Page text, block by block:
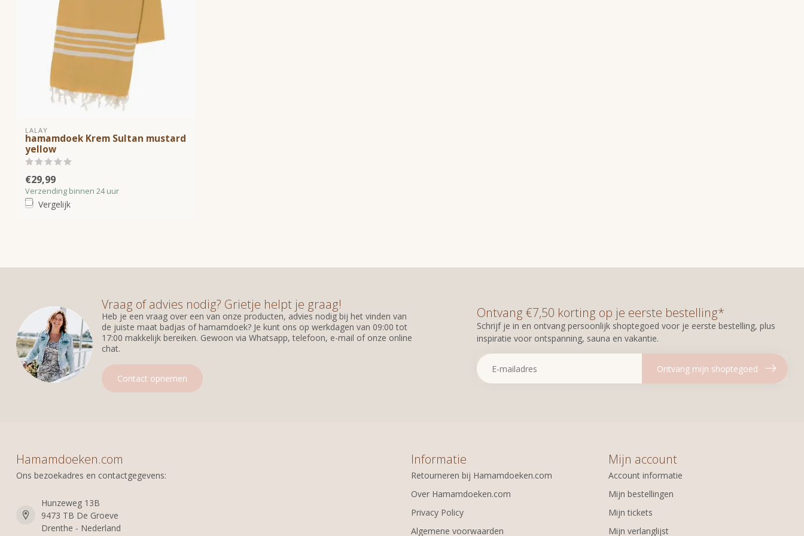
LALAY
hamamdoek Krem Sultan mustard
yellow
€29,99
Verzending binnen 24 uur
Vergelijk
Vraag of advies nodig? Grietje helpt je graag!
Heb je een vraag over een van onze producten, advies nodig bij het vinden van
de juiste maat badjas of hamamdoek? Je kunt ons op werkdagen van 09:00 tot
17:00 makkelijk bereiken. Gewoon via Whatsapp, telefoon, e-mail of onze online
chat.
Contact opnemen
Ontvang €7,50 korting op je eerste bestelling*
Schrijf je in en ontvang persoonlijk shoptegoed voor je eerste bestelling, plus
inspiratie voor ontspanning, sauna en vakantie.
Ontvang mijn shoptegoed
Hamamdoeken.com
Ons bezoekadres en contactgegevens:
Hunzeweg 13B
9473 TB De Groeve
Drenthe - Nederland
Informatie
Retourneren bij Hamamdoeken.com
Over Hamamdoeken.com
Privacy Policy
Algemene voorwaarden
Mijn account
Account informatie
Mijn bestellingen
Mijn tickets
Mijn verlanglijst